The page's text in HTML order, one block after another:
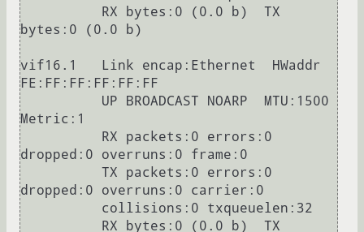
bytes:0 (0.0 b)
vif16.1   Link encap:Ethernet  HWaddr
FE:FF:FF:FF:FF:FF
Metric:1
dropped:0 overruns:0 frame:0
dropped:0 overruns:0 carrier:0